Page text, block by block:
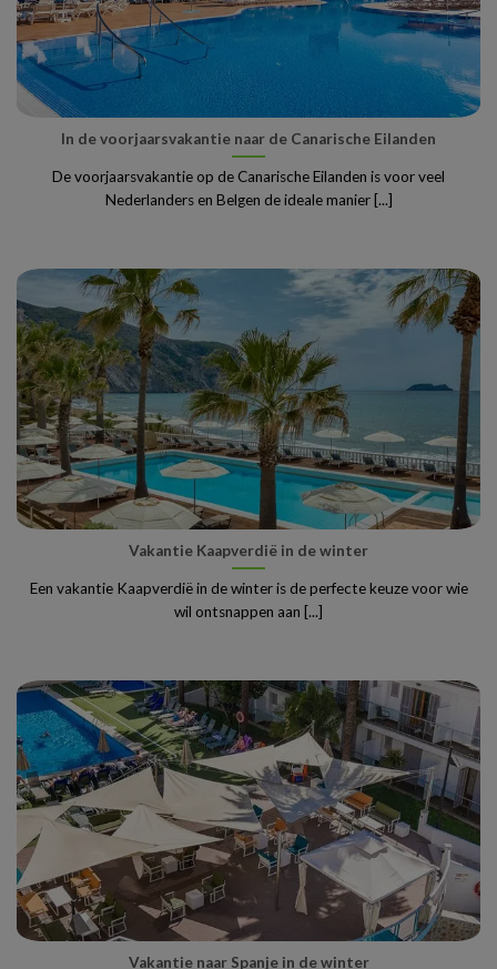
In de voorjaarsvakantie naar de Canarische Eilanden
De voorjaarsvakantie op de Canarische Eilanden is voor veel
Nederlanders en Belgen de ideale manier [...]
Vakantie Kaapverdië in de winter
Een vakantie Kaapverdië in de winter is de perfecte keuze voor wie
wil ontsnappen aan [...]
Vakantie naar Spanje in de winter